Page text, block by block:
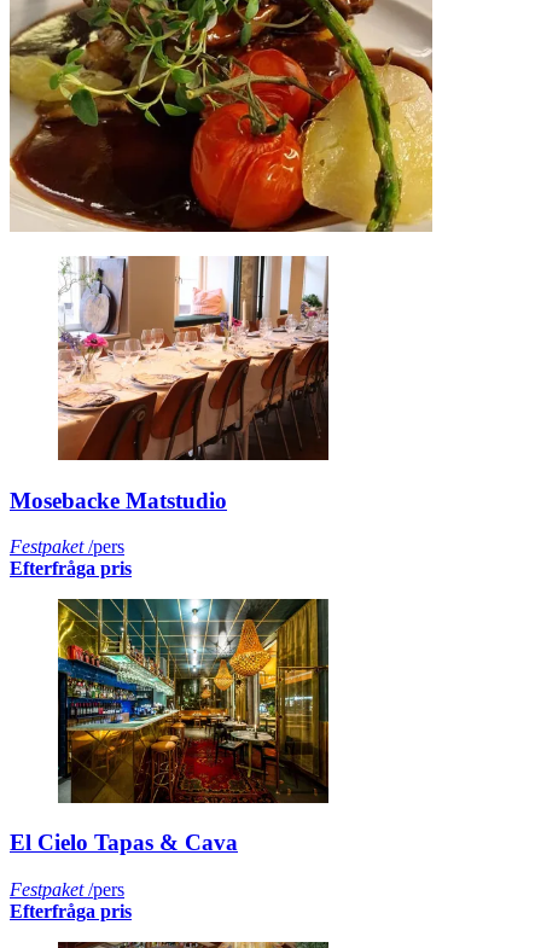
Mosebacke Matstudio
Festpaket/pers
Efterfråga pris
El Cielo Tapas & Cava
Festpaket/pers
Efterfråga pris